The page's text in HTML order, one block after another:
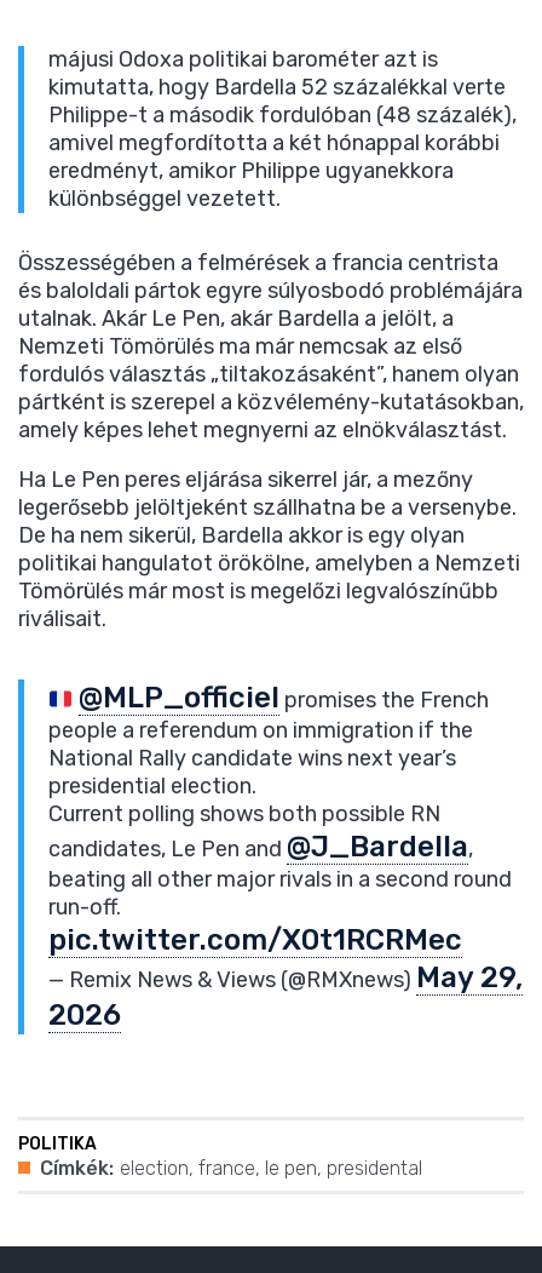
májusi Odoxa politikai barométer azt is
kimutatta, hogy Bardella 52 százalékkal verte
Philippe-t a második fordulóban (48 százalék),
amivel megfordította a két hónappal korábbi
eredményt, amikor Philippe ugyanekkora
különbséggel vezetett.
Összességében a felmérések a francia centrista
és baloldali pártok egyre súlyosbodó problémájára
utalnak. Akár Le Pen, akár Bardella a jelölt, a
Nemzeti Tömörülés ma már nemcsak az első
fordulós választás „tiltakozásaként”, hanem olyan
pártként is szerepel a közvélemény-kutatásokban,
amely képes lehet megnyerni az elnökválasztást.
Ha Le Pen peres eljárása sikerrel jár, a mezőny
legerősebb jelöltjeként szállhatna be a versenybe.
De ha nem sikerül, Bardella akkor is egy olyan
politikai hangulatot örökölne, amelyben a Nemzeti
Tömörülés már most is megelőzi legvalószínűbb
riválisait.
@MLP_officiel promises the French
people a referendum on immigration if the
National Rally candidate wins next year’s
presidential election.
Current polling shows both possible RN
candidates, Le Pen and @J_Bardella,
beating all other major rivals in a second round
run-off.
pic.twitter.com/X0t1RCRMec
— Remix News & Views (@RMXnews) May 29,
2026
POLITIKA
Címkék: election, france, le pen, presidental